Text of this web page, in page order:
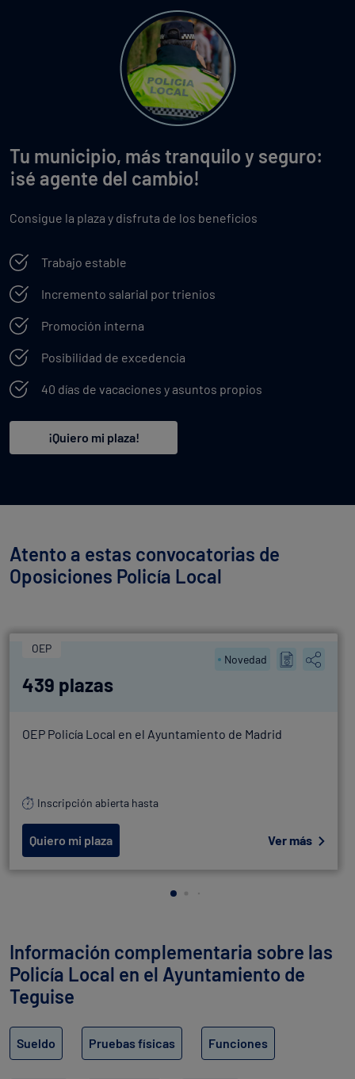
Tu municipio, más tranquilo y seguro:
¡sé agente del cambio!
Consigue la plaza y disfruta de los beneficios
Trabajo estable
Incremento salarial por trienios
Promoción interna
Posibilidad de excedencia
40 días de vacaciones y asuntos propios
¡Quiero mi plaza!
Atento a estas convocatorias de
Oposiciones Policía Local
OEP
Novedad
439 plazas
OEP Policía Local en el Ayuntamiento de Madrid
Inscripción abierta hasta
Quiero mi plaza Ver más
Información complementaria sobre las
Policía Local en el Ayuntamiento de
Teguise
Sueldo Pruebas físicas Funciones